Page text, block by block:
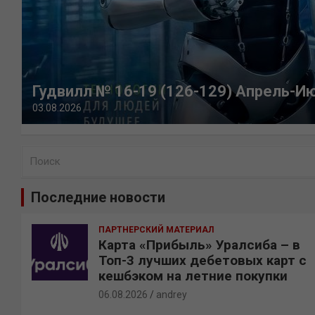
Гудвилл № 16-19 (126-129) Апрель-
03.08.2026
Последние новости
ПАРТНЕРСКИЙ МАТЕРИАЛ
Карта «Прибыль» Уралсиба – в
Топ-3 лучших дебетовых карт с
кешбэком на летние покупки
06.08.2026 andrey